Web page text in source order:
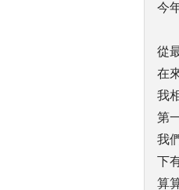
今
從
在
我
第
我
下
算